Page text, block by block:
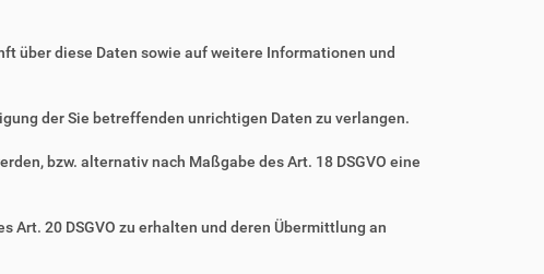
über diese Daten sowie auf weitere Informationen und
der Sie betreffenden unrichtigen Daten zu verlangen.
bzw. alternativ nach Maßgabe des Art. 18 DSGVO eine
Art. 20 DSGVO zu erhalten und deren Übermittlung an